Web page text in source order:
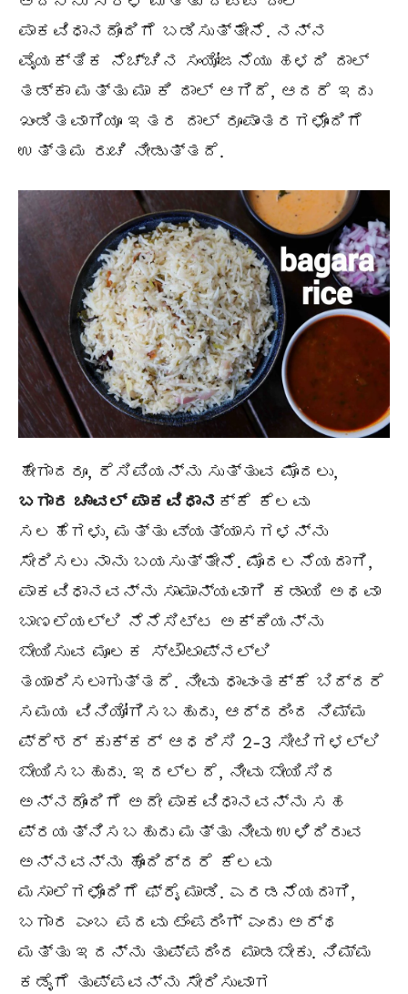
ಪಾಕವಿಧಾನದೊಂದಿಗೆ ಬಡಿಸುತ್ತೇನೆ. ನನ್ನ
ವೈಯಕ್ತಿಕ ನೆಚ್ಚಿನ ಸಂಯೋಜನೆಯು ಹಳದಿ ದಾಲ್
ತಡ್ಕಾ ಮತ್ತು ಮಾ ಕಿ ದಾಲ್ ಆಗಿದೆ, ಆದರೆ ಇದು
ಖಂಡಿತವಾಗಿಯೂ ಇತರ ದಾಲ್ ರೂಪಾಂತರಗಳೊಂದಿಗೆ
ಉತ್ತಮ ರುಚಿ ನೀಡುತ್ತದೆ.
ಹೇಗಾದರೂ, ರೆಸಿಪಿಯನ್ನು ಸುತ್ತುವ ಮೊದಲು,
ಬಗಾರ ಚಾವಲ್ ಪಾಕವಿಧಾನ ಕ್ಕೆ ಕೆಲವು
ಸಲಹೆಗಳು, ಮತ್ತು ವ್ಯತ್ಯಾಸಗಳನ್ನು
ಸೇರಿಸಲು ನಾನು ಬಯಸುತ್ತೇನೆ. ಮೊದಲನೆಯದಾಗಿ,
ಪಾಕವಿಧಾನವನ್ನು ಸಾಮಾನ್ಯವಾಗಿ ಕಡಾಯಿ ಅಥವಾ
ಬಾಣಲೆಯಲ್ಲಿ ನೆನೆಸಿಟ್ಟ ಅಕ್ಕಿಯನ್ನು
ಬೇಯಿಸುವ ಮೂಲಕ ಸ್ಟೌಟಾಪ್‌ನಲ್ಲಿ
ತಯಾರಿಸಲಾಗುತ್ತದೆ. ನೀವು ಧಾವಂತಕ್ಕೆ ಬಿದ್ದರೆ
ಸಮಯ ವಿನಿಯೋಗಿಸಬಹುದು, ಆದ್ದರಿಂದ ನಿಮ್ಮ
ಪ್ರೆಶರ್ ಕುಕ್ಕರ್ ಆಧರಿಸಿ 2-3 ಸೀಟಿಗಳಲ್ಲಿ
ಬೇಯಿಸಬಹುದು. ಇದಲ್ಲದೆ, ನೀವು ಬೇಯಿಸಿದ
ಅನ್ನದೊಂದಿಗೆ ಅದೇ ಪಾಕವಿಧಾನವನ್ನು ಸಹ
ಪ್ರಯತ್ನಿಸಬಹುದು ಮತ್ತು ನೀವು ಉಳಿದಿರುವ
ಅನ್ನವನ್ನು ಹೊಂದಿದ್ದರೆ ಕೆಲವು
ಮಸಾಲೆಗಳೊಂದಿಗೆ ಫ್ರೈ ಮಾಡಿ. ಎರಡನೆಯದಾಗಿ,
ಬಗಾರ ಎಂಬ ಪದವು ಟೆಂಪರಿಂಗ್ ಎಂದು ಅರ್ಥ
ಮತ್ತು ಇದನ್ನು ತುಪ್ಪದಿಂದ ಮಾಡಬೇಕು. ನಿಮ್ಮ
ಕಡೈಗೆ ತುಪ್ಪವನ್ನು ಸೇರಿಸುವಾಗ